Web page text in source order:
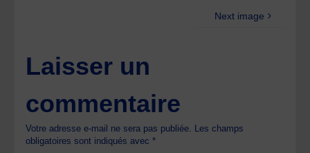
Next image
Laisser un
commentaire
Votre adresse e-mail ne sera pas publiée.
Les champs
obligatoires sont indiqués avec*